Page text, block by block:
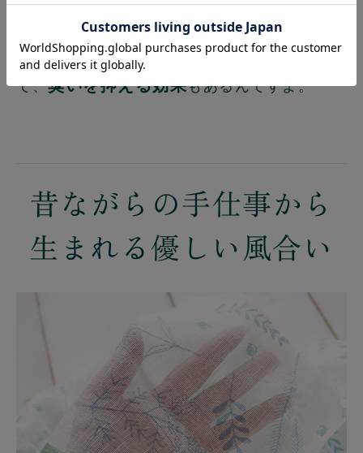
繰り返し洗濯してもコットンの２倍の耐久性
があります。
防カビ性にも優れ、雑菌の繁殖を抑制するの
で、臭いを抑える効果もあるんですよ。
昔ながらの手仕事から
生まれる優しい風合い